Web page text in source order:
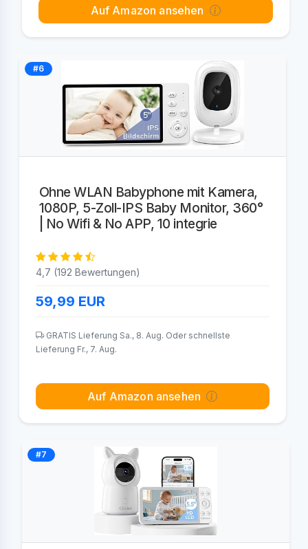
Auf Amazon ansehen
#6
Ohne WLAN Babyphone mit Kamera,
1080P, 5-Zoll-IPS Baby Monitor, 360°
| No Wifi & No APP, 10 integrie
4,7 (192 Bewertungen)
59,99 EUR
GRATIS Lieferung Sa., 8. Aug. Oder schnellste
Lieferung Fr., 7. Aug.
Auf Amazon ansehen
#7